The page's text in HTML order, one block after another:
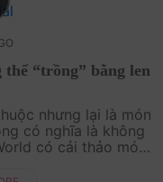
“trồng” bằng len
nhưng lại là món
có nghĩa là không
có cải thảo móc